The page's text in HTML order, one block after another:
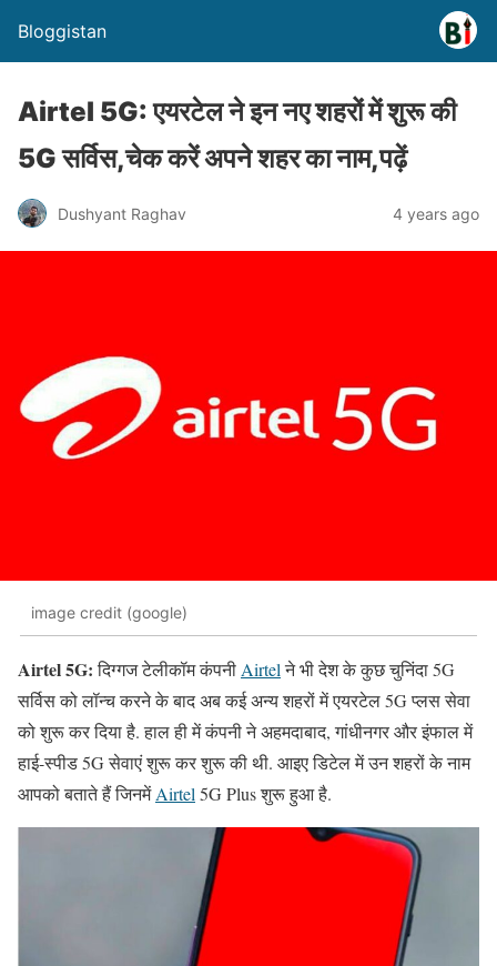
Bloggistan
Airtel 5G: एयरटेल ने इन नए शहरों में शुरू की
5G सर्विस,चेक करें अपने शहर का नाम,पढ़ें
Dushyant Raghav 4 years ago
image credit (google)
Airtel 5G:दिग्गज टेलीकॉम कंपनी Airtelने भी देश के कुछ चुनिंदा 5G
सर्विस को लॉन्च करने के बाद अब कई अन्य शहरों में एयरटेल 5G प्लस सेवा
को शुरू कर दिया है. हाल ही में कंपनी ने अहमदाबाद, गांधीनगर और इंफाल में
हाई-स्पीड 5G सेवाएं शुरू कर शुरू की थी. आइए डिटेल में उन शहरों के नाम
आपको बताते हैं जिनमेंAirtel 5G Plus शुरू हुआ है.